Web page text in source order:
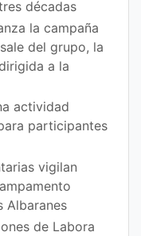
décadas
la campaña
del grupo, la
a la
actividad
participantes
vigilan
Albaranes
de Labora